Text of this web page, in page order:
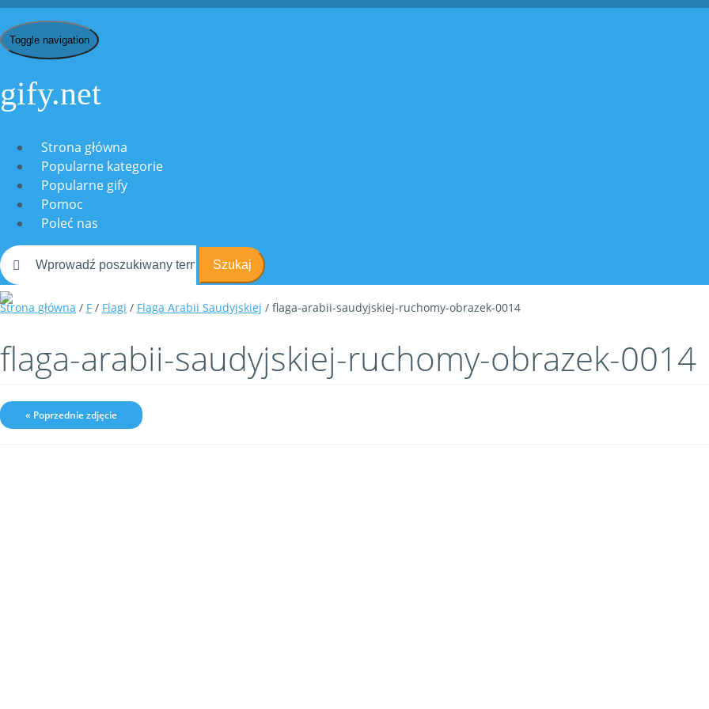
Toggle navigation
gify.net
Strona główna
Popularne kategorie
Popularne gify
Pomoc
Poleć nas
Szukaj
Strona główna / F / Flagi / Flaga Arabii Saudyjskiej / flaga-arabii-saudyjskiej-ruchomy-obrazek-0014
flaga-arabii-saudyjskiej-ruchomy-obrazek-0014
« Poprzednie zdjęcie